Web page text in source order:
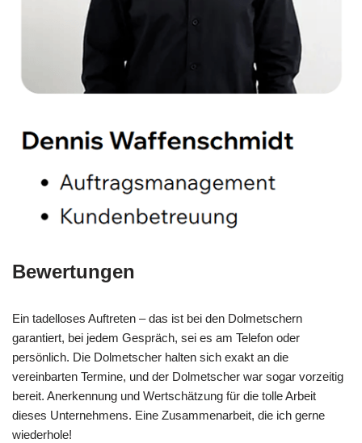
Bewertungen
Ein tadelloses Auftreten – das ist bei den Dolmetschern
garantiert, bei jedem Gespräch, sei es am Telefon oder
persönlich. Die Dolmetscher halten sich exakt an die
vereinbarten Termine, und der Dolmetscher war sogar vorzeitig
bereit. Anerkennung und Wertschätzung für die tolle Arbeit
dieses Unternehmens. Eine Zusammenarbeit, die ich gerne
wiederhole!